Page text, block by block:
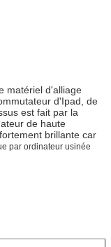
matériel d'alliage
d'Ipad, de
est fait par la
de haute
brillante car
par ordinateur usinée